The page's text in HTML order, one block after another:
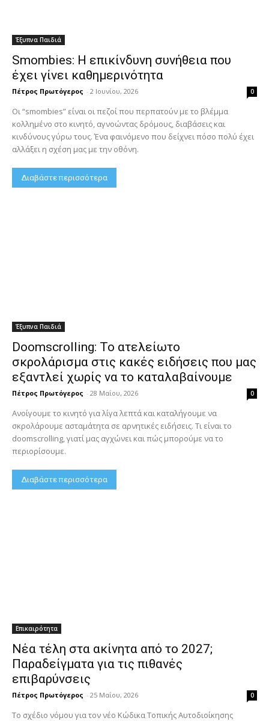
Έξυπνα Παιδιά
Smombies: Η επικίνδυνη συνήθεια που
έχει γίνει καθημερινότητα
Πέτρος Πρωτόγερος - 2 Ιουνίου, 2026 0
Οι “smombies” είναι οι πεζοί που περπατούν με το βλέμμα
κολλημένο στο κινητό, αγνοώντας δρόμους, διαβάσεις και
κινδύνους γύρω τους. Ένα φαινόμενο που δείχνει πόσο πολύ έχει
αλλάξει η σχέση μας με την οθόνη.
Διαβάστε περισσότερα
Έξυπνα Παιδιά
Doomscrolling: Το ατελείωτο
σκρολάρισμα στις κακές ειδήσεις που μας
εξαντλεί χωρίς να το καταλαβαίνουμε
Πέτρος Πρωτόγερος - 28 Μαΐου, 2026 0
Ανοίγουμε το κινητό για λίγα λεπτά και καταλήγουμε να
σκρολάρουμε ασταμάτητα σε αρνητικές ειδήσεις. Τι είναι το
doomscrolling, γιατί μας αγχώνει και πώς μπορούμε να το
περιορίσουμε.
Διαβάστε περισσότερα
Επικαιρότητα
Νέα τέλη στα ακίνητα από το 2027;
Παραδείγματα για τις πιθανές
επιβαρύνσεις
Πέτρος Πρωτόγερος - 25 Μαΐου, 2026 0
Το σχέδιο νόμου για τον νέο Κώδικα Τοπικής Αυτοδιοίκησης